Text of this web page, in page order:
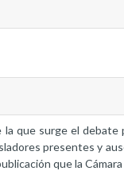
que surge el
presentes y
que la